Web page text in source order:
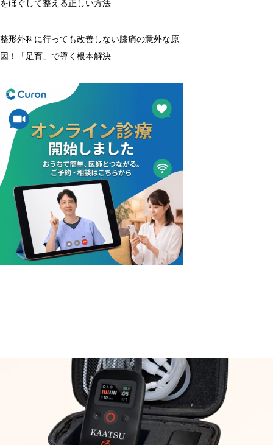
をほぐして整える正しい方法
整形外科に行っても改善しない膝痛の意外な原
因！「足育」で導く根本解決